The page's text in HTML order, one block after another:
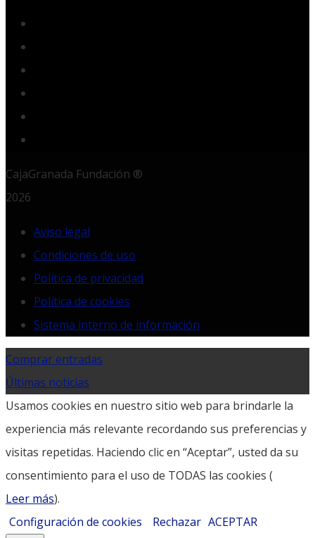
CajaGranada Fundación ®
2026
Aviso legal
Condiciones de uso
Política de privacidad
Política de cookies
Sistema interno de información
Comprar entradas
Últimas noticias
Usamos cookies en nuestro sitio web para brindarle la
experiencia más relevante recordando sus preferencias y
visitas repetidas. Haciendo clic en “Aceptar”, usted da su
consentimiento para el uso de TODAS las cookies (
Leer más).
Configuración de cookies
Rechazar ACEPTAR